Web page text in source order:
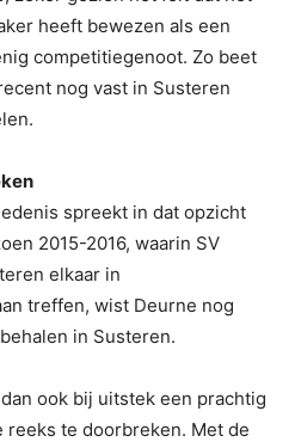
heeft bewezen als een
competitiegenoot. Zo beet
nog vast in Susteren
spreekt in dat opzicht
2015-2016, waarin SV
elkaar in
treffen, wist Deurne nog
in Susteren.
ook bij uitstek een prachtig
reeks te doorbreken. Met de